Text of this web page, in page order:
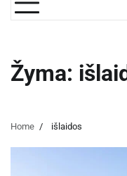
Žyma:
Home išlaidos